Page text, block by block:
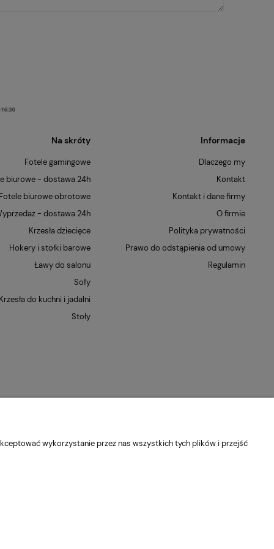
Na skróty
Fotele gamingowe
biurowe - dostawa 24h
Fotele biurowe obrotowe
- dostawa 24h
Krzesła dziecięce
Hokery i stołki barowe
Ławy do salonu
Sofy
Krzesła do kuchni i jadalni
Stoły
Informacje
Dlaczego my
Kontakt
Kontakt i dane firmy
O firmie
Polityka prywatności
Prawo do odstąpienia od umowy
Regulamin
wykorzystanie przez nas wszystkich tych plików i przejść